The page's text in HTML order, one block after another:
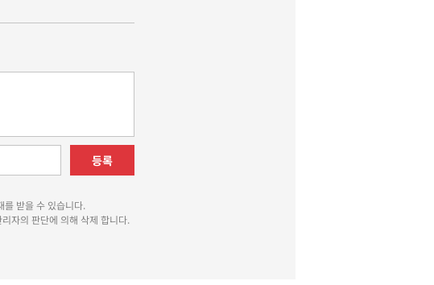
등록
를 받을 수 있습니다.
자의 판단에 의해 삭제 합니다.